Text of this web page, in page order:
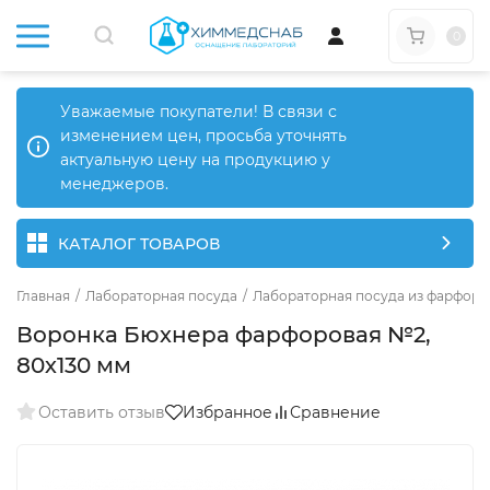
Уважаемые покупатели! В связи с
изменением цен, просьба уточнять
актуальную цену на продукцию у
менеджеров.
КАТАЛОГ ТОВАРОВ
Главная / Лабораторная посуда / Лабораторная посуда из фарфора
Воронка Бюхнера фарфоровая №2,
80х130 мм
Оставить отзыв Избранное Сравнение